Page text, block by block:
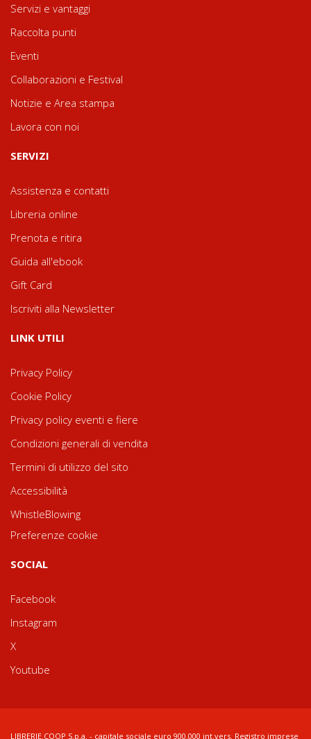
Servizi e vantaggi
Raccolta punti
Eventi
Collaborazioni e Festival
Notizie e Area stampa
Lavora con noi
SERVIZI
Assistenza e contatti
Libreria online
Prenota e ritira
Guida all'ebook
Gift Card
Iscriviti alla Newsletter
LINK UTILI
Privacy Policy
Cookie Policy
Privacy policy eventi e fiere
Condizioni generali di vendita
Termini di utilizzo del sito
Accessibilità
WhistleBlowing
Preferenze cookie
SOCIAL
Facebook
Instagram
X
Youtube
LIBRERIE.COOP S.p.a. - capitale sociale euro 900.000 int.vers. Registro imprese